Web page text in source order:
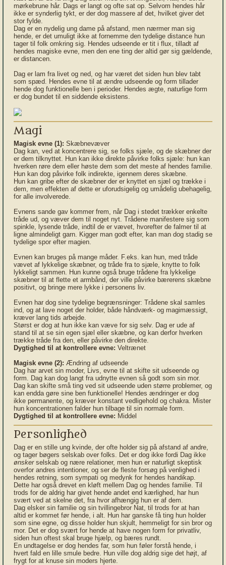
mørkebrune hår. Dags er langt og ofte sat op. Selvom hendes hår
ikke er synderlig tykt, er der dog massere af det, hvilket giver det
stor fylde.
Dag er en nydelig ung dame på afstand, men nærmer man sig
hende, er det umuligt ikke at fornemme den tydelige distance hun
tager til folk omkring sig. Hendes udseende er tit i flux, tilladt af
hendes magiske evne, men den ene ting der altid gør sig gældende,
er distancen.
Dag er lam fra livet og ned, og har været det siden hun blev tabt
som spæd. Hendes evne til at ændre udseende og form tillader
hende dog funktionelle ben i perioder. Hendes ægte, naturlige form
er dog bundet til en siddende eksistens.
Magi
Magisk evne (1): Skæbnevæver
Dag kan, ved at koncentrere sig, se folks sjæle, og de skæbner der
er dem tilknyttet. Hun kan ikke direkte påvirke folks sjæle: hun kan
hverken røre dem eller høste dem som det meste af hendes familie.
Hun kan dog påvirke folk indirekte, igennem deres skæbne.
Hun kan gribe efter de skæbner der er knyttet en sjæl og trække i
dem, men effekten af dette er uforudsigelig og umådelig ubehagelig,
for alle involverede.
Evnens sande gav kommer frem, når Dag i stedet trækker enkelte
tråde ud, og væver dem til noget nyt. Trådene manifestere sig som
spinkle, lysende tråde, indtil de er vævet, hvorefter de falmer til at
ligne almindeligt garn. Kigger man godt efter, kan man dog stadig se
tydelige spor efter magien.
Evnen kan bruges på mange måder. F.eks. kan hun, med tråde
vævet af lykkelige skæbner, og tråde fra to sjæle, knytte to folk
lykkeligt sammen. Hun kunne også bruge trådene fra lykkelige
skæbner til at flette et armbånd, der ville påvirke bærerens skæbne
positivt, og bringe mere lykke i personens liv.
Evnen har dog sine tydelige begrænsninger: Trådene skal samles
ind, og at lave noget der holder, både håndværk- og magimæssigt,
kræver lang tids arbejde.
Størst er dog at hun ikke kan væve for sig selv. Dag er ude af
stand til at se sin egen sjæl eller skæbne, og kan derfor hverken
trække tråde fra den, eller påvirke den direkte.
Dygtighed til at kontrollere evne: Veltrænet
Magisk evne (2): Ændring af udseende
Dag har arvet sin moder, Livs, evne til at skifte sit udseende og
form. Dag kan dog langt fra udnytte evnen så godt som sin mor.
Dag kan skifte små ting ved sit udseende uden større problemer, og
kan endda gøre sine ben funktionelle! Hendes ændringer er dog
ikke permanente, og kræver konstant vedligehold og chakra. Mister
hun koncentrationen falder hun tilbage til sin normale form.
Dygtighed til at kontrollere evne: Middel
Personlighed
Dag er en stille ung kvinde, der ofte holder sig på afstand af andre,
og tager bøgers selskab over folks. Det er dog ikke fordi Dag ikke
ønskerselskab og nære relationer, men hun er naturligt skeptisk
overfor andres intentioner, og ser de fleste forsøg på venlighed i
hendes retning, som sympati og medynk for hendes handikap.
Dette har også drevet en kløft mellem Dag og hendes familie. Til
trods for de aldrig har givet hende andet end kærlighed, har hun
svært ved at skelne det, fra hvor afhængig hun er af dem.
Dag elsker sin familie og sin tvillingebror Nat, til trods for at han
altid er kommet før hende, i alt. Hun har ganske få ting hun holder
som sine egne, og disse holder hun skjult, hemmeligt for sin bror og
mor. Det er dog svært for hende at have nogen form for privatliv,
siden hun oftest skal bruge hjælp, og bæres rundt.
En undtagelse er dog hendes far, som hun føler forstå hende, i
hvert fald en lille smule bedre. Hun ville dog aldrig sige det højt, af
frygt for at knuse sin moders hjerte.